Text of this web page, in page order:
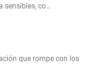
sensibles, co…
que rompe con los